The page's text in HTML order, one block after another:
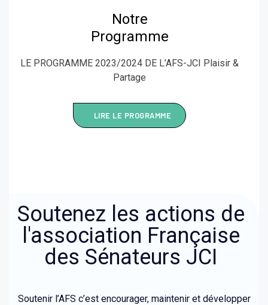
Notre
Programme
LE PROGRAMME 2023/2024 DE L’AFS-JCI Plaisir &
Partage
LIRE LE PROGRAMME
Soutenez les actions de
l'association Française
des Sénateurs JCI
Soutenir l’AFS c’est encourager, maintenir et développer